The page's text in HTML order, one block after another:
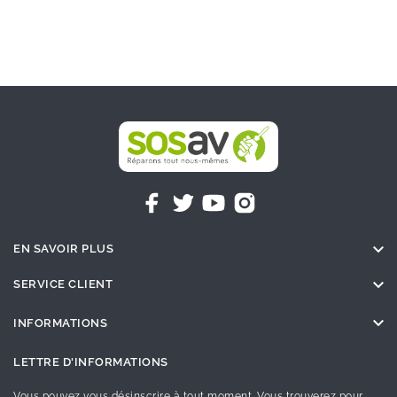
EN SAVOIR PLUS 
SERVICE CLIENT 
INFORMATIONS 
LETTRE D'INFORMATIONS